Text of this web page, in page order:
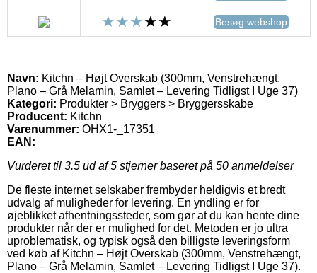
Besøg webshop
Navn: Kitchn – Højt Overskab (300mm, Venstrehængt,
Plano – Grå Melamin, Samlet – Levering Tidligst I Uge 37)
Kategori: Produkter > Bryggers > Bryggersskabe
Producent: Kitchn
Varenummer: OHX1-_17351
EAN:
Vurderet til 3.5 ud af 5 stjerner baseret på 50 anmeldelser
De fleste internet selskaber frembyder heldigvis et bredt
udvalg af muligheder for levering. En yndling er for
øjeblikket afhentningssteder, som gør at du kan hente dine
produkter når der er mulighed for det. Metoden er jo ultra
uproblematisk, og typisk også den billigste leveringsform
ved køb af Kitchn – Højt Overskab (300mm, Venstrehængt,
Plano – Grå Melamin, Samlet – Levering Tidligst I Uge 37).